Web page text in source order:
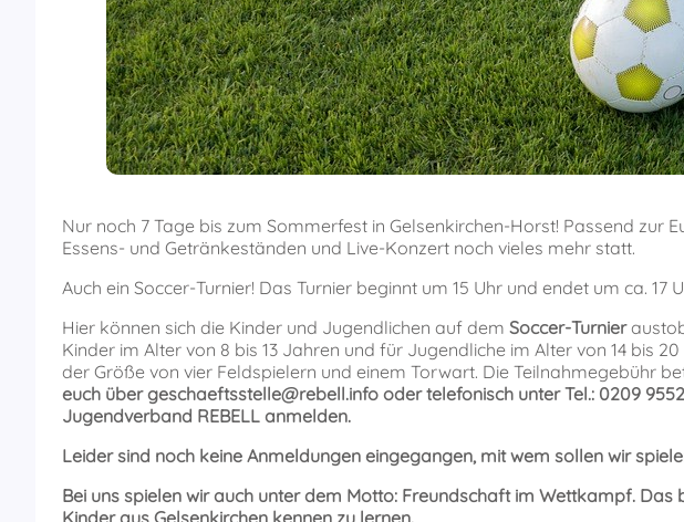
Nur noch 7 Tage bis zum Sommerfest in Gelsenkirchen-Horst! Passend zur
Essens- und Getränkeständen und Live-Konzert noch vieles mehr statt.
Auch ein Soccer-Turnier! Das Turnier beginnt um 15 Uhr und endet um ca. 17
Hier können sich die Kinder und Jugendlichen auf dem Soccer-Turnier
Kinder im Alter von 8 bis 13 Jahren und für Jugendliche im Alter von 14 bis
der Größe von vier Feldspielern und einem Torwart. Die Teilnahmegebühr
euch über geschaeftsstelle@rebell.info oder telefonisch unter Tel.: 0209
Jugendverband REBELL anmelden.
Leider sind noch keine Anmeldungen eingegangen, mit wem sollen wir
Bei uns spielen wir auch unter dem Motto: Freundschaft im Wettkampf. Das
Kinder aus Gelsenkirchen kennen zu lernen.